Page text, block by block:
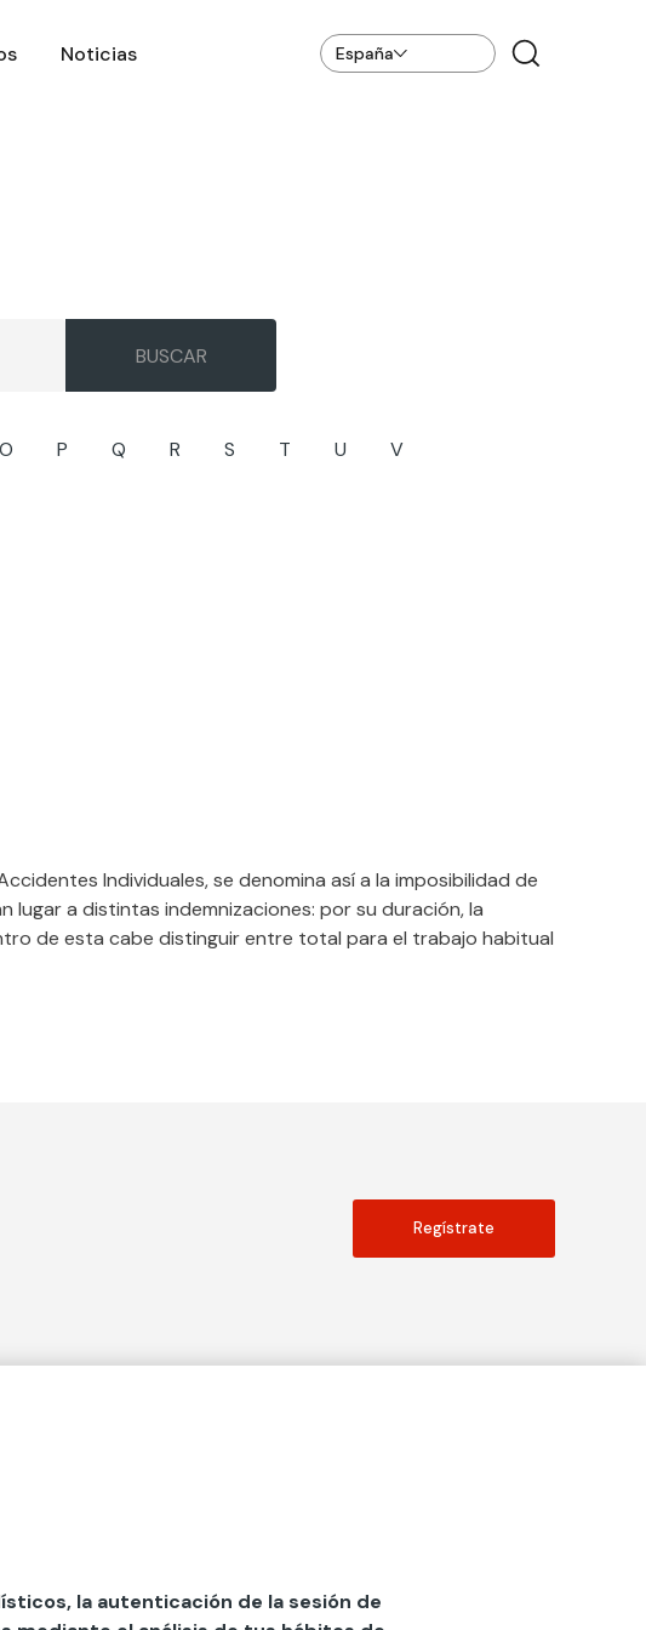
Noticias España
O P Q R S T U
V
Individuales, se denomina así a la imposibilidad de
lugar a distintas indemnizaciones: por su duración, la
de esta cabe distinguir entre total para el trabajo habitual
Regístrate
la autenticación de la sesión de